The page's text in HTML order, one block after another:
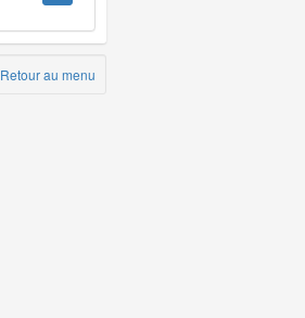
Retour au menu